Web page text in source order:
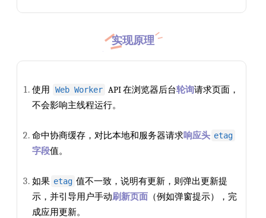
实现原理
使用 Web Worker API 在浏览器后台轮询请求页面，
不会影响主线程运行。
命中协商缓存，对比本地和服务器请求响应头 etag
字段值。
如果 etag 值不一致，说明有更新，则弹出更新提
示，并引导用户手动刷新页面（例如弹窗提示），完
成应用更新。